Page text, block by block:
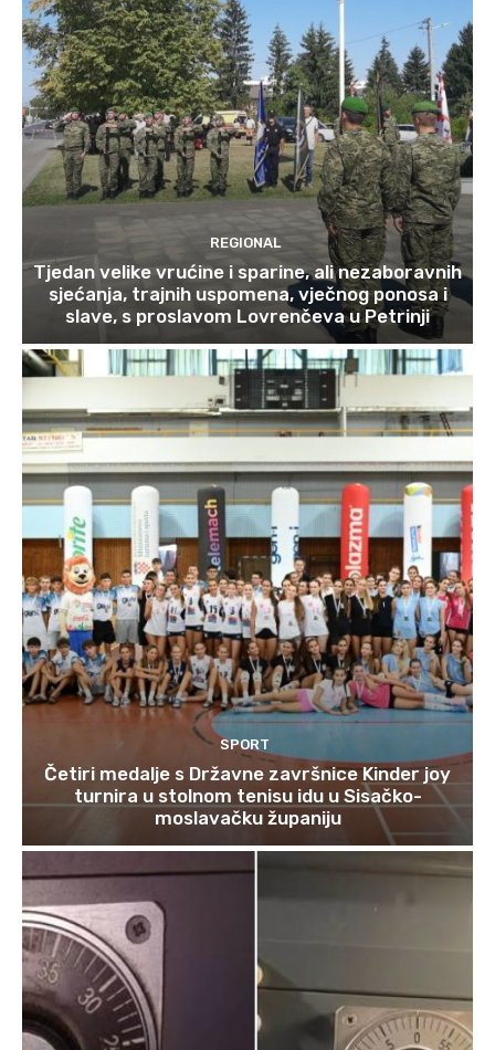
REGIONAL
Tjedan velike vrućine i sparine, ali nezaboravnih
sjećanja, trajnih uspomena, vječnog ponosa i
slave, s proslavom Lovrenčeva u Petrinji
SPORT
Četiri medalje s Državne završnice Kinder joy
turnira u stolnom tenisu idu u Sisačko-
moslavačku županiju